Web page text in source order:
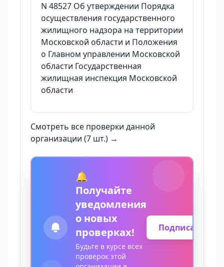
N 48527 Об утверждении Порядка
осуществления государственного
жилищного надзора на территории
Московской области и Положения
о Главном управлении Московской
области Государственная
жилищная инспекция Московской
области
Смотреть все проверки данной
организации (7 шт.) →
🔔
Получайте
уведомления
о новых
проверках!
Будьте в курсе всех
проверок этой
Подписаться